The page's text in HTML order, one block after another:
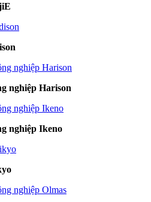
nghiệp Harison
nghiệp Ikeno